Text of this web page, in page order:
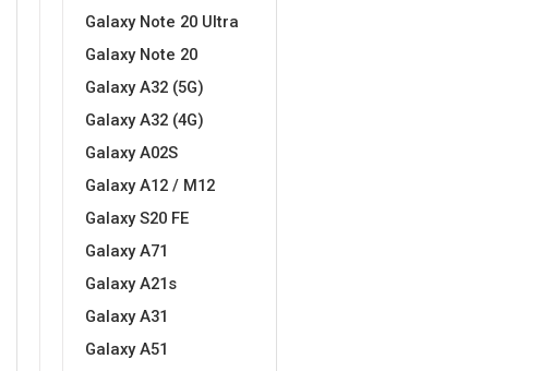
Galaxy Note 20 Ultra
Galaxy Note 20
Galaxy A32 (5G)
Galaxy A32 (4G)
Galaxy A02S
Galaxy A12 / M12
Galaxy S20 FE
Galaxy A71
Galaxy A21s
Galaxy A31
Galaxy A51
Crtani filmovi
Obiteljski motivi